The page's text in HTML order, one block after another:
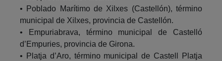
• Poblado Marítimo de Xilxes (Castellón), término
municipal de Xilxes, provincia de Castellón.
• Empuriabrava, término municipal de Castelló
d’Empuries, provincia de Girona.
• Platja d’Aro, término municipal de Castell Platja